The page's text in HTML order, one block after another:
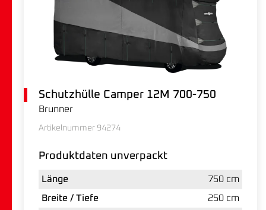
Schutzhülle Camper 12M 700-750
Brunner
Artikelnummer 94274
Produktdaten unverpackt
Länge
750 cm
Breite / Tiefe
250 cm